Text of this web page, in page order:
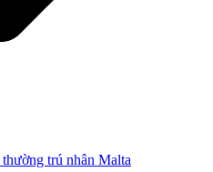
trú nhân Malta